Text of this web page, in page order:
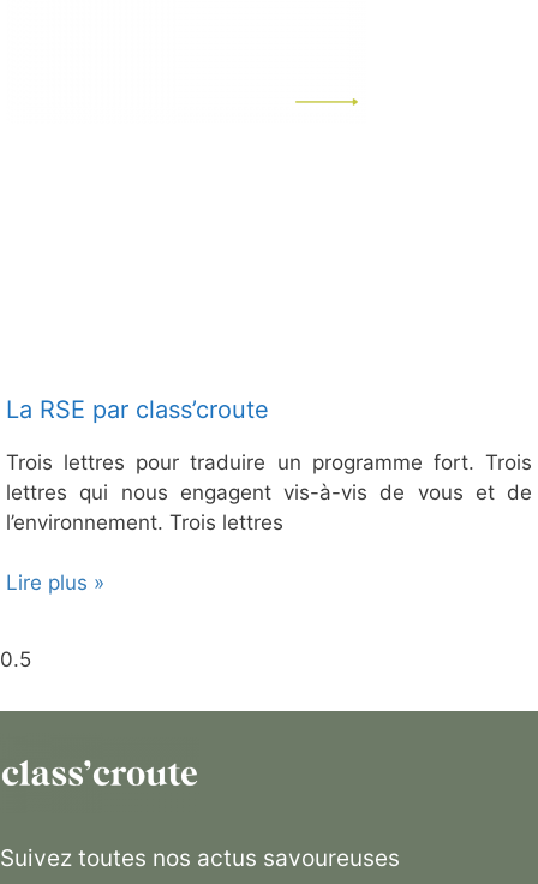
La RSE par class’croute
Trois lettres pour traduire un programme fort. Trois
lettres qui nous engagent vis-à-vis de vous et de
l’environnement. Trois lettres
Lire plus »
Suivez toutes nos actus savoureuses